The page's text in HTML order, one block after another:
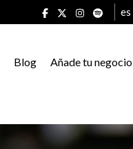
es
Blog Añade tu negocio